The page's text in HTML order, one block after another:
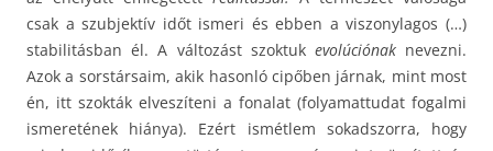
csak a szubjektív időt ismeri és ebben a viszonylagos (…)
stabilitásban él. A változást szoktuk evolúciónaknevezni.
Azok a sorstársaim, akik hasonló cipőben járnak, mint most
én, itt szokták elveszíteni a fonalat (folyamattudat fogalmi
ismeretének hiánya). Ezért ismétlem sokadszorra, hogy